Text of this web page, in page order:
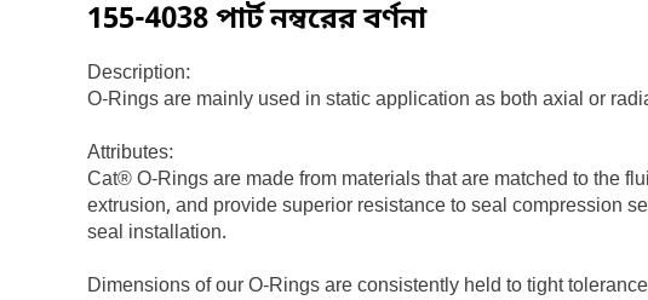
155-4038পার্ট নম্বরের বর্ণনা
Description:
O-Rings are mainly used in static application as both axial or
Attributes:
Cat® O-Rings are made from materials that are matched to the
extrusion, and provide superior resistance to seal compression
seal installation.
Dimensions of our O-Rings are consistently held to tight